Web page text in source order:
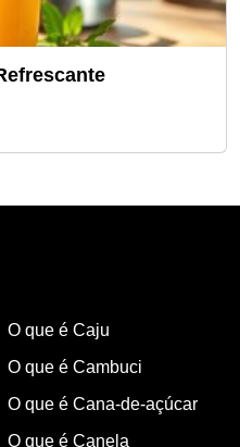
O que é Caju
O que é Cambuci
O que é Cana-de-açúcar
O que é Canela